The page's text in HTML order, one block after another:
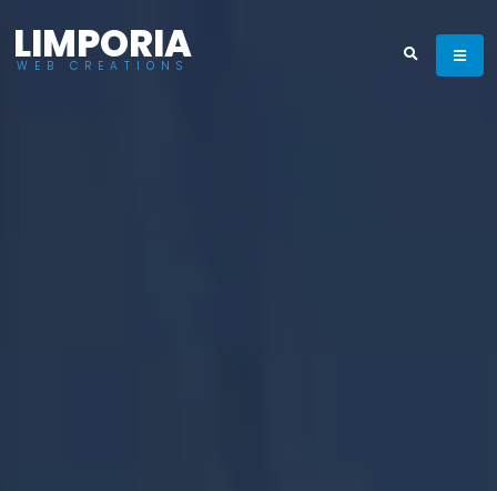
LIMPORIA
WEB CREATIONS